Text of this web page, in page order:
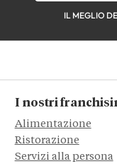
IL MEGLIO
I nostri
Alimentazione
Ristorazione
Servizi alla persona